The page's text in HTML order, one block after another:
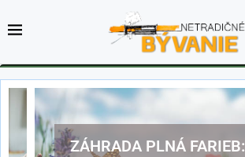
ZÁHRADA PLNÁ FARIEB: